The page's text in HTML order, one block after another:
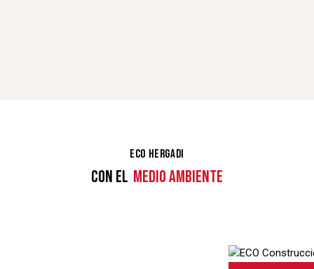
ECO HERGADI
CON EL MEDIO AMBIENTE